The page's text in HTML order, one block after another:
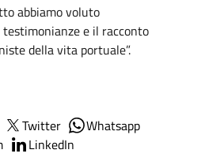
abbiamo voluto
e il racconto
della vita portuale”.
Twitter
Whatsapp
LinkedIn